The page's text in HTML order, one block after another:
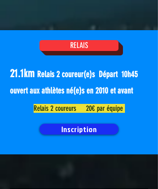
RELAIS
21.1km Relais 2 coureur(e)s Départ 10h45
ouvert aux athlètes né(e)s en 2010 et avant
Relais 2 coureurs 20€ par équipe
Inscription